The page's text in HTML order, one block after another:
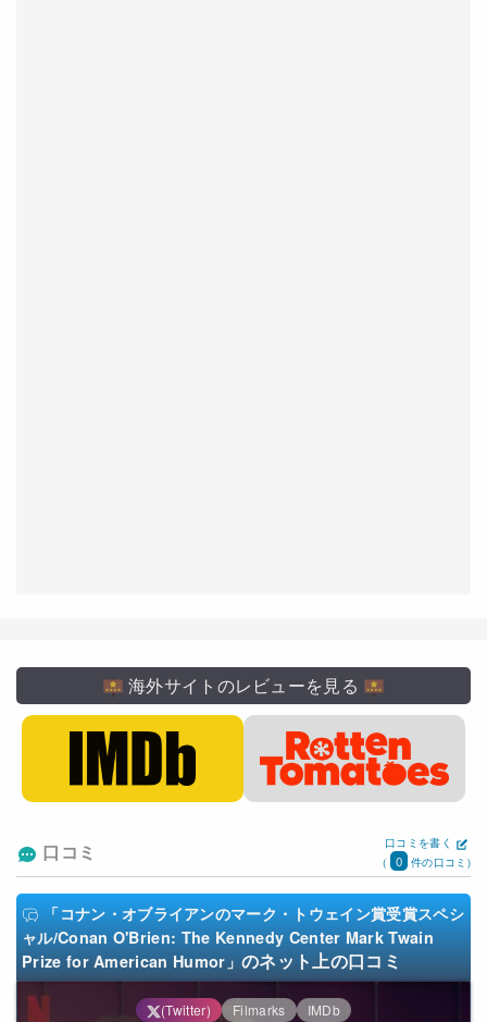
海外サイトのレビューを見る
口コミ
口コミを書く
(
0 件の口コミ)
「コナン・オブライアンのマーク・トウェイン賞受賞スペシ
ャル/Conan O'Brien: The Kennedy Center Mark Twain
Prize for American Humor」 のネット上の口コミ
(Twitter) Filmarks IMDb